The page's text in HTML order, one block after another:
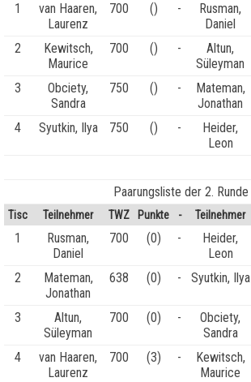
1
van Haaren,
Laurenz
700 () -
Rusman,
Daniel
2
Kewitsch,
Maurice
700 () -
Altun,
Süleyman
3
Obciety,
Sandra
750 () -
Mateman,
Jonathan
4 Syutkin, Ilya 750 () -
Heider,
Leon
Paarungsliste der 2. Runde
Tisc Teilnehmer TWZ Punkte - Teilnehmer
1
Rusman,
Daniel
700 (0) -
Heider,
Leon
2
Mateman,
Jonathan
638 (0) - Syutkin, Ilya
3
Altun,
Süleyman
700 (0) -
Obciety,
Sandra
4
van Haaren,
Laurenz
700 (3) -
Kewitsch,
Maurice